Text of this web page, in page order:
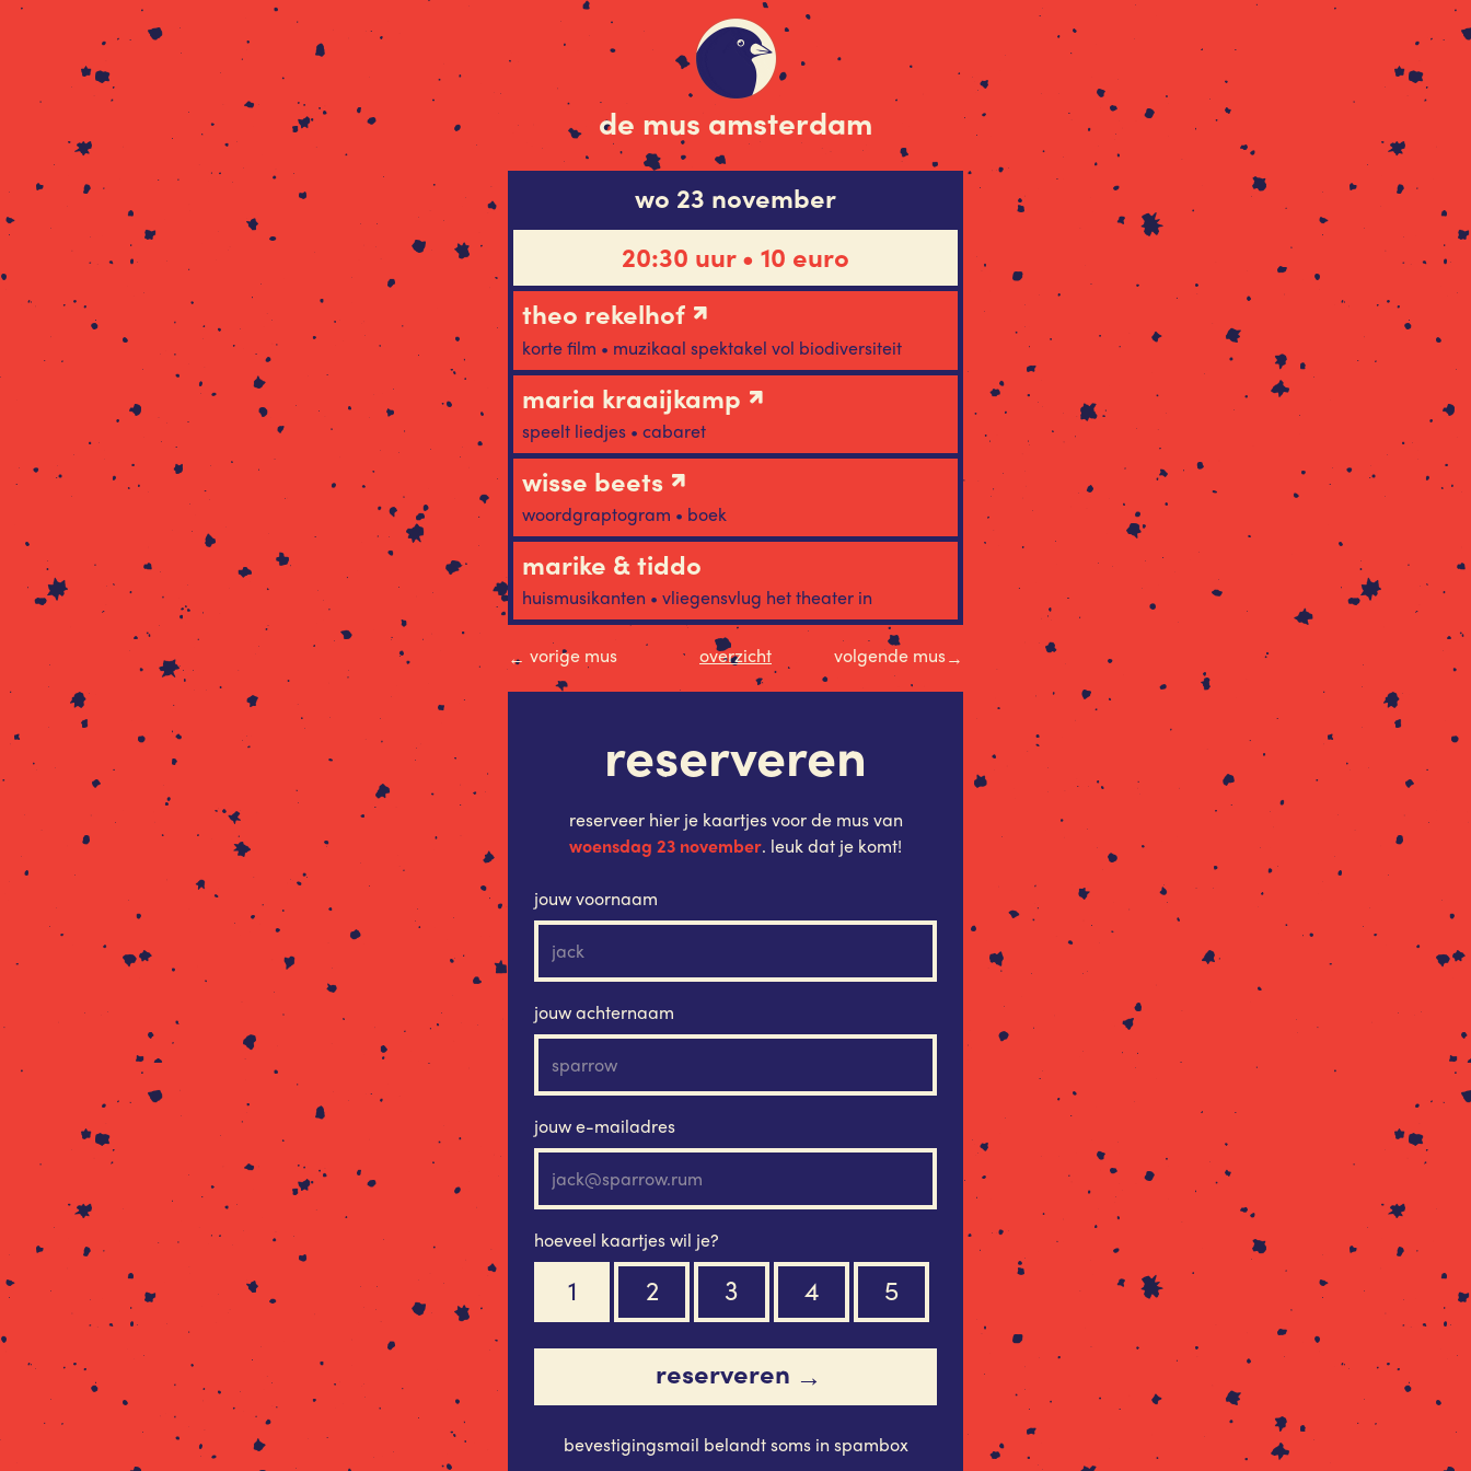
de mus amsterdam
wo 23 november
20:30 uur • 10 euro
theo rekelhof
korte film • muzikaal spektakel vol biodiversiteit
maria kraaijkamp
speelt liedjes • cabaret
wisse beets
woordgraptogram • boek
marike & tiddo
huismusikanten • vliegensvlug het theater in
← vorige mus overzicht volgende mus→
reserveren
reserveer hier je kaartjes voor de mus van
woensdag 23 november. leuk dat je komt!
jouw voornaam
jouw achternaam
jouw e-mailadres
hoeveel kaartjes wil je?
1 2 3 4 5
reserveren →
bevestigingsmail belandt soms in spambox